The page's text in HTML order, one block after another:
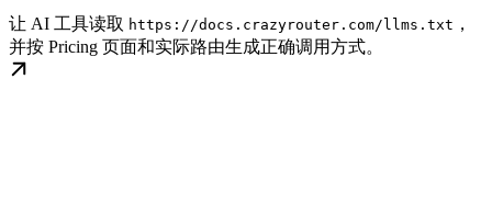
让 AI 工具读取 https://docs.crazyrouter.com/llms.txt ，
并按 Pricing 页面和实际路由生成正确调用方式。